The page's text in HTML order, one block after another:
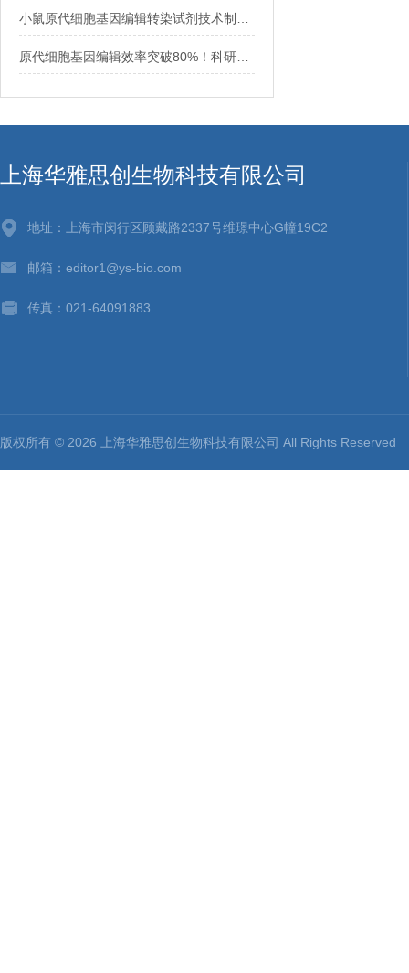
上海华雅思创生物科技有限公司
地址：上海市闵行区顾戴路2337号维璟中心G幢19C2
邮箱：editor1@ys-bio.com
传真：021-64091883
版权所有 © 2026 上海华雅思创生物科技有限公司 All Rights